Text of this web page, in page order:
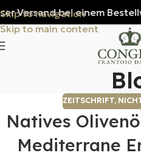
Skip to navigation
Skip to main content
bei einem
ZEITSCHRIFT,
Natives
Mediterrane